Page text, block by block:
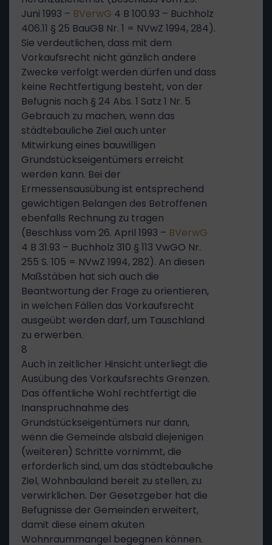
Juni 1993 – BVerwG 4 B 100.93 – Buchholz
406.11 § 25 BauGB Nr. 1 = NVwZ 1994, 284).
Sie verdeutlichen, dass mit dem
Vorkaufsrecht nicht gänzlich andere
Zwecke verfolgt werden dürfen und dass
keine Rechtfertigung besteht, von der
Befugnis nach § 24 Abs. 1 Satz 1 Nr. 5
Gebrauch zu machen, wenn das
städtebauliche Ziel auch unter
Mitwirkung eines bauwilligen
Grundstückseigentümers erreicht
werden kann. Bei der
Ermessensausübung ist entsprechend
gewichtigen Belangen des Betroffenen
ebenfalls Rechnung zu tragen
(Beschluss vom 26. April 1993 – BVerwG
4 B 31.93 – Buchholz 310 § 113 VwGO Nr.
255 S. 105 = NVwZ 1994, 282). An diesen
Maßstäben hat sich auch die
Beantwortung der Frage zu orientieren,
in welchen Fällen das Vorkaufsrecht
ausgeübt werden darf, um Tauschland
zu erwerben.
8
Auch in zeitlicher Hinsicht unterliegt die
Ausübung des Vorkaufsrechts Grenzen.
Das öffentliche Wohl rechtfertigt die
Inanspruchnahme des
Grundstückseigentümers nur dann,
wenn die Gemeinde alsbald diejenigen
(weiteren) Schritte vornimmt, die
erforderlich sind, um das städtebauliche
Ziel, Wohnbauland bereit zu stellen, zu
verwirklichen. Der Gesetzgeber hat die
Befugnisse der Gemeinden erweitert,
damit diese einem akuten
Wohnraummangel begegnen können.